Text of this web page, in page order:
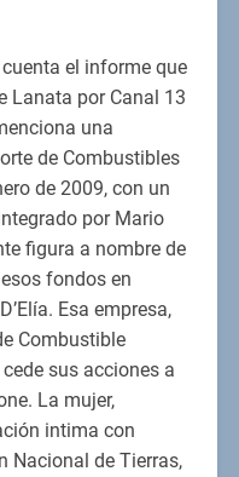
el informe que
Lanata por Canal 13
una
de Combustibles
de 2009, con un
por Mario
figura a nombre de
fondos en
Esa empresa,
Combustible
sus acciones a
La mujer,
intima con
Nacional de Tierras,